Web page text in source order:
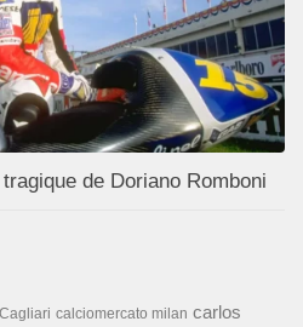
de Doriano Romboni
Cagliari calciomercato milan carlos